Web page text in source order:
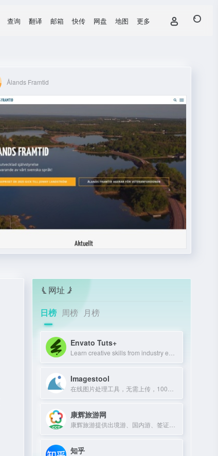
查询 翻译 邮箱 快传 网盘 地图 更多
Ålands Framtid
网址
日榜 周榜 月榜
Envato Tuts+
Imagestool
康辉旅游网
知乎